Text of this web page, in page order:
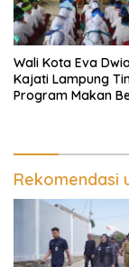
Wali Kota Eva
Kajati Lampung
Program Makan
Rekomendasi